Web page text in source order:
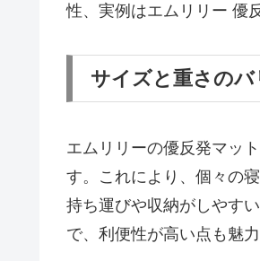
性、実例はエムリリー 優
サイズと重さの
エムリリーの優反発マッ
す。これにより、個々の
持ち運びや収納がしやす
で、利便性が高い点も魅力